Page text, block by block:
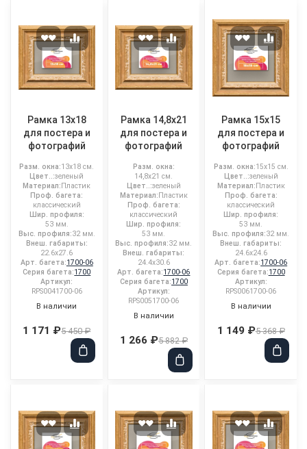
Рамка 13x18
для постера и
фотографий
Разм. окна:13x18 см.
Цвет..:зеленый
Материал: Пластик
Проф. багета:
классический
Шир. профиля:
53 мм.
Выс. профиля:32 мм.
Внеш. габариты:
22.6x27.6
Арт. багета:1700-06
Серия багета:1700
Артикул:
RPS0041700-06
В наличии
1 171 ₽5 450 ₽
Рамка 14,8x21
для постера и
фотографий
Разм. окна:
14,8x21 см.
Цвет..:зеленый
Материал: Пластик
Проф. багета:
классический
Шир. профиля:
53 мм.
Выс. профиля:32 мм.
Внеш. габариты:
24.4x30.6
Арт. багета:1700-06
Серия багета:1700
Артикул:
RPS0051700-06
В наличии
1 266 ₽5 882 ₽
Рамка 15x15
для постера и
фотографий
Разм. окна:15x15 см.
Цвет..:зеленый
Материал: Пластик
Проф. багета:
классический
Шир. профиля:
53 мм.
Выс. профиля:32 мм.
Внеш. габариты:
24.6x24.6
Арт. багета:1700-06
Серия багета:1700
Артикул:
RPS0061700-06
В наличии
1 149 ₽5 368 ₽